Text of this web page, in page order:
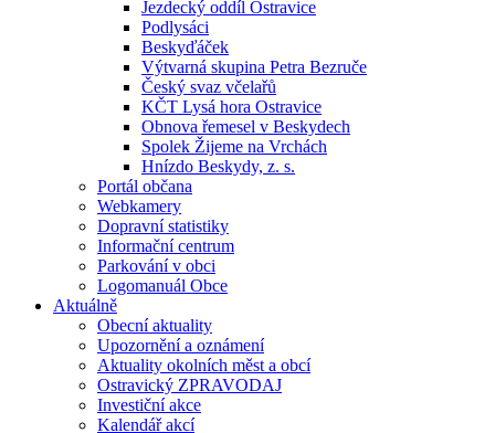
Jezdecký oddíl Ostravice
Podlysáci
Beskyďáček
Výtvarná skupina Petra Bezruče
Český svaz včelařů
KČT Lysá hora Ostravice
Obnova řemesel v Beskydech
Spolek Žijeme na Vrchách
Hnízdo Beskydy, z. s.
Portál občana
Webkamery
Dopravní statistiky
Informační centrum
Parkování v obci
Logomanuál Obce
Aktuálně
Obecní aktuality
Upozornění a oznámení
Aktuality okolních měst a obcí
Ostravický ZPRAVODAJ
Investiční akce
Kalendář akcí